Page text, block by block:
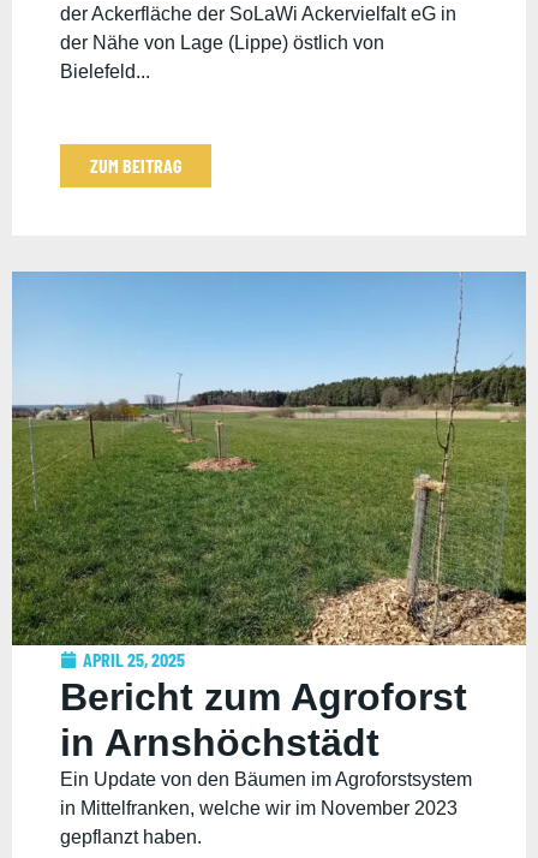
der Ackerfläche der SoLaWi Ackervielfalt eG in
der Nähe von Lage (Lippe) östlich von
Bielefeld...
ZUM BEITRAG
APRIL 25, 2025
Bericht zum Agroforst
in Arnshöchstädt
Ein Update von den Bäumen im Agroforstsystem
in Mittelfranken, welche wir im November 2023
gepflanzt haben.